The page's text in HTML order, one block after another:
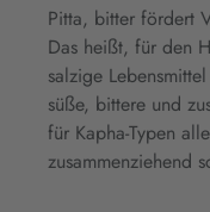
Pitta, bitter fördert
Das heißt, für den
salzige
süße, bittere und
für Kapha-Typen
zusammenziehend